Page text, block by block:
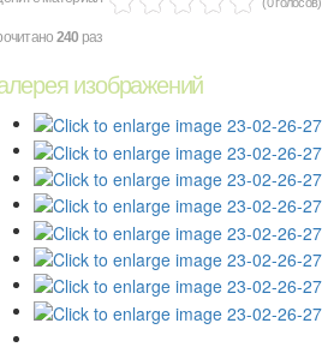
240 раз
изображений